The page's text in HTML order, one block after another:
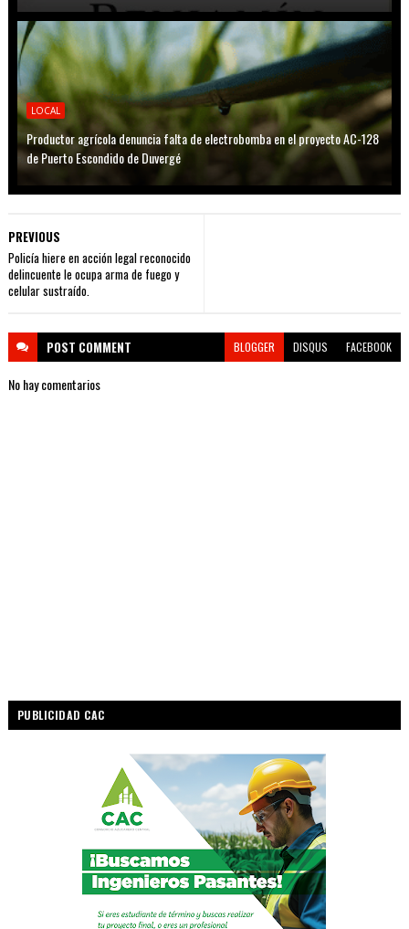
LOCAL
Productor agrícola denuncia falta de electrobomba en el proyecto AC-128
de Puerto Escondido de Duvergé
PREVIOUS
Policía hiere en acción legal reconocido
delincuente le ocupa arma de fuego y
celular sustraído.
POST COMMENT BLOGGER DISQUS FACEBOOK
No hay comentarios
PUBLICIDAD CAC